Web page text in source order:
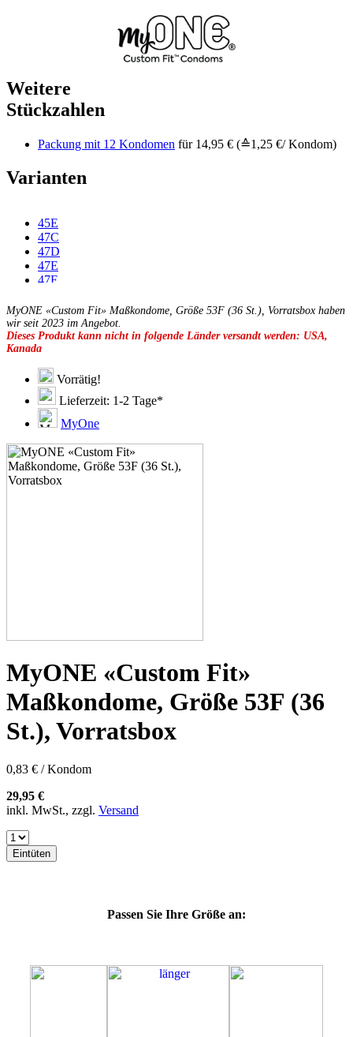
Weitere
Stückzahlen
Packung mit 12 Kondomen für 14,95 € (≙1,25 €/ Kondom)
Varianten
45E
47C
47D
47E
47F
49D
49E
49F
49G
51C
51D
51E
51F
51G
53C
53D
53E
57H
57K
60E
60F
60G
60H
60K
60L
64E
64F
64L
64M
MyONE «Custom Fit» Maßkondome, Größe 53F (36 St.), Vorratsbox haben
wir seit 2023 im Angebot.
Dieses Produkt kann nicht in folgende Länder versandt werden: USA,
Kanada
Vorrätig!
Lieferzeit: 1-2 Tage*
MyOne
MyONE «Custom Fit»
Maßkondome, Größe 53F (36
St.), Vorratsbox
0,83 € / Kondom
29,95 €
inkl. MwSt., zzgl. Versand
Eintüten
Passen Sie Ihre Größe an: